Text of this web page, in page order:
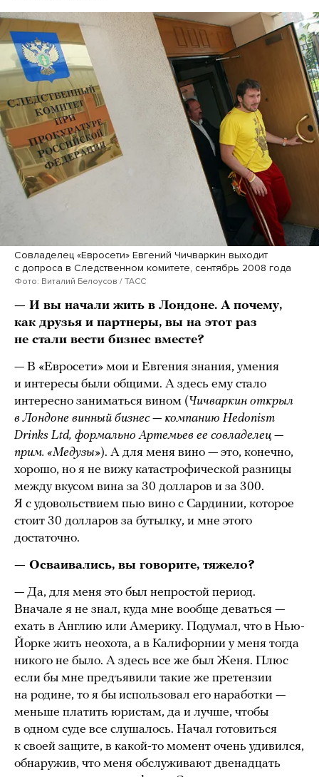
Совладелец «Евросети» Евгений Чичваркин выходит
с допроса в Следственном комитете, сентябрь 2008 года
Фото: Виталий Белоусов / ТАСС
— И вы начали жить в Лондоне. А почему,
как друзья и партнеры, вы на этот раз
не стали вести бизнес вместе?
— В «Евросети» мои и Евгения знания, умения
и интересы были общими. А здесь ему стало
интересно заниматься вином ( Чичваркин открыл
в Лондоне винный бизнес — компанию Hedonism
Drinks Ltd, формально Артемьев ее совладелец —
прим. «Медузы»). А для меня вино — это, конечно,
хорошо, но я не вижу катастрофической разницы
между вкусом вина за 30 долларов и за 300.
Я с удовольствием пью вино с Сардинии, которое
стоит 30 долларов за бутылку, и мне этого
достаточно.
— Осваивались, вы говорите, тяжело?
— Да, для меня это был непростой период.
Вначале я не знал, куда мне вообще деваться —
ехать в Англию или Америку. Подумал, что в Нью-
Йорке жить неохота, а в Калифорнии у меня тогда
никого не было. А здесь все же был Женя. Плюс
если бы мне предъявили такие же претензии
на родине, то я бы использовал его наработки —
меньше платить юристам, да и лучше, чтобы
в одном суде все слушалось. Начал готовиться
к своей защите, в какой-то момент очень удивился,
обнаружив, что меня обслуживают двенадцать